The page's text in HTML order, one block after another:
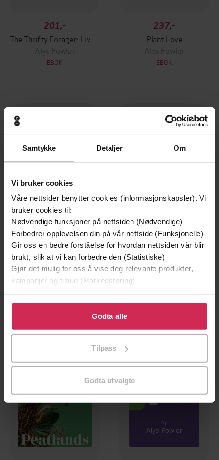
Samtykke Detaljer Om
Vi bruker cookies
Våre nettsider benytter cookies (informasjonskapsler). Vi
bruker cookies til:
Nødvendige funksjoner på nettsiden (Nødvendige)
Forbedrer opplevelsen din på vår nettside (Funksjonelle)
Gir oss en bedre forståelse for hvordan nettsiden vår blir
brukt, slik at vi kan forbedre den (Statistiske)
Gjør det mulig for oss å vise deg relevante produkter,
kampanjer og tilbud (Markedsføring)
Klikk på «Godta alle» for å gi oss ditt samtykke til å
bruke cookies for alle disse formålene. Du kan også
tilpasse ditt samtykke til spesifikke formål ved å klikke
Godta alle
Tilpass
Godta utvalgte
201,-
Alys Fowler
EBOK
237,-
Plant Love
Alys Fowler
EBOK
237,-
Peatlands
Alys Fowler
EBOK
296,-
Peatlands
Alys Fowler